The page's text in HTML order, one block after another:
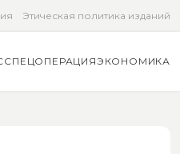
Этическая политика изданий
СПЕЦОПЕРАЦИЯЭКОНОМИКА